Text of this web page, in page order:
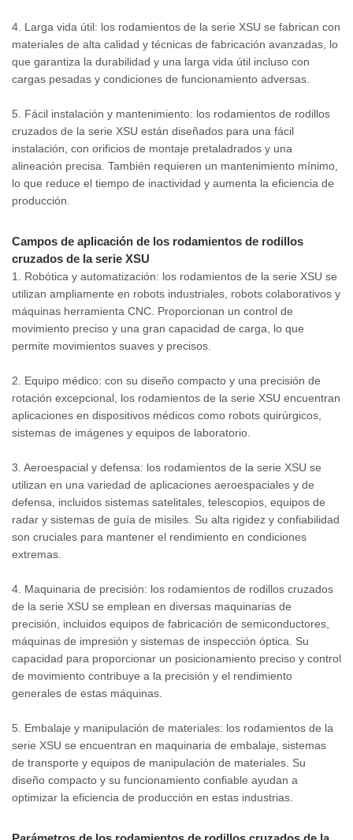
4. Larga vida útil: los rodamientos de la serie XSU se fabrican con
materiales de alta calidad y técnicas de fabricación avanzadas, lo
que garantiza la durabilidad y una larga vida útil incluso con
cargas pesadas y condiciones de funcionamiento adversas.
5. Fácil instalación y mantenimiento: los rodamientos de rodillos
cruzados de la serie XSU están diseñados para una fácil
instalación, con orificios de montaje pretaladrados y una
alineación precisa. También requieren un mantenimiento mínimo,
lo que reduce el tiempo de inactividad y aumenta la eficiencia de
producción.
Campos de aplicación de los rodamientos de rodillos
cruzados de la serie XSU
1. Robótica y automatización: los rodamientos de la serie XSU se
utilizan ampliamente en robots industriales, robots colaborativos y
máquinas herramienta CNC. Proporcionan un control de
movimiento preciso y una gran capacidad de carga, lo que
permite movimientos suaves y precisos.
2. Equipo médico: con su diseño compacto y una precisión de
rotación excepcional, los rodamientos de la serie XSU encuentran
aplicaciones en dispositivos médicos como robots quirúrgicos,
sistemas de imágenes y equipos de laboratorio.
3. Aeroespacial y defensa: los rodamientos de la serie XSU se
utilizan en una variedad de aplicaciones aeroespaciales y de
defensa, incluidos sistemas satelitales, telescopios, equipos de
radar y sistemas de guía de misiles. Su alta rigidez y confiabilidad
son cruciales para mantener el rendimiento en condiciones
extremas.
4. Maquinaria de precisión: los rodamientos de rodillos cruzados
de la serie XSU se emplean en diversas maquinarias de
precisión, incluidos equipos de fabricación de semiconductores,
máquinas de impresión y sistemas de inspección óptica. Su
capacidad para proporcionar un posicionamiento preciso y control
de movimiento contribuye a la precisión y el rendimiento
generales de estas máquinas.
5. Embalaje y manipulación de materiales: los rodamientos de la
serie XSU se encuentran en maquinaria de embalaje, sistemas
de transporte y equipos de manipulación de materiales. Su
diseño compacto y su funcionamiento confiable ayudan a
optimizar la eficiencia de producción en estas industrias.